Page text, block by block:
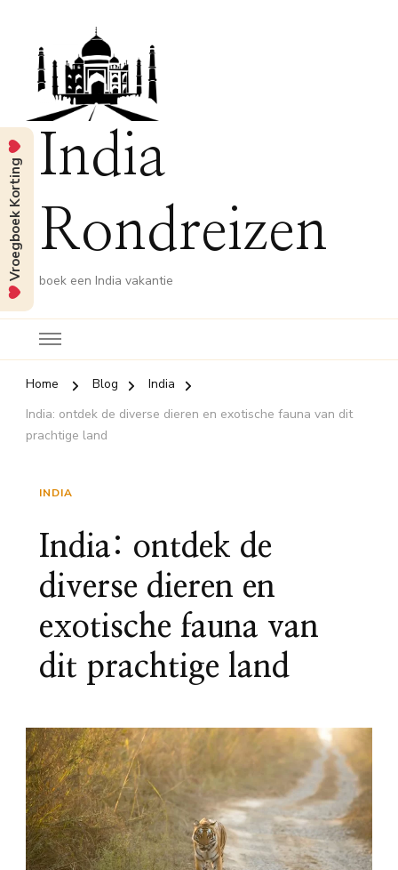
India
Rondreizen
boek een India vakantie
Home Blog
India
India: ontdek de diverse dieren en exotische fauna van dit
prachtige land
INDIA
India: ontdek de
diverse dieren en
exotische fauna van
dit prachtige land
Vroegboek Korting